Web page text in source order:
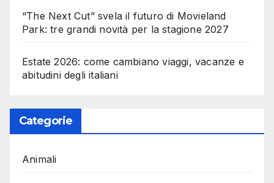
“The Next Cut” svela il futuro di Movieland
Park: tre grandi novità per la stagione 2027
Estate 2026: come cambiano viaggi, vacanze e
abitudini degli italiani
Categorie
Animali